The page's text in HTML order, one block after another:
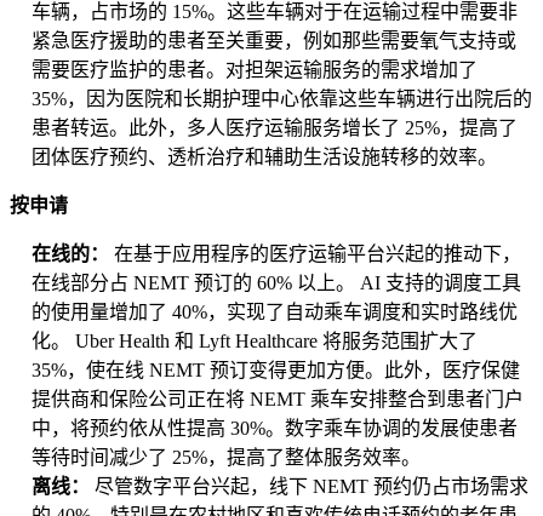
车辆，占市场的 15%。这些车辆对于在运输过程中需要非
紧急医疗援助的患者至关重要，例如那些需要氧气支持或
需要医疗监护的患者。对担架运输服务的需求增加了
35%，因为医院和长期护理中心依靠这些车辆进行出院后的
患者转运。此外，多人医疗运输服务增长了 25%，提高了
团体医疗预约、透析治疗和辅助生活设施转移的效率。
按申请
在线的： 在基于应用程序的医疗运输平台兴起的推动下，
在线部分占 NEMT 预订的 60% 以上。 AI 支持的调度工具
的使用量增加了 40%，实现了自动乘车调度和实时路线优
化。 Uber Health 和 Lyft Healthcare 将服务范围扩大了
35%，使在线 NEMT 预订变得更加方便。此外，医疗保健
提供商和保险公司正在将 NEMT 乘车安排整合到患者门户
中，将预约依从性提高 30%。数字乘车协调的发展使患者
等待时间减少了 25%，提高了整体服务效率。
离线： 尽管数字平台兴起，线下 NEMT 预约仍占市场需求